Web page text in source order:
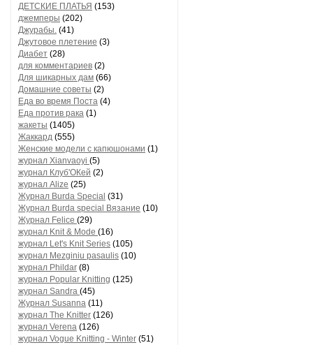
ДЕТСКИЕ ПЛАТЬЯ (153)
джемперы (202)
Джурабы. (41)
Джутовое плетение (3)
Диабет (28)
для комментариев (2)
Для шикарных дам (66)
Домашние советы (2)
Еда во время Поста (4)
Еда против рака (1)
жакеты (1405)
Жаккард (555)
Женские модели с капюшонами (1)
журнал Xianvaoyi (5)
журнал Клуб'ОКей (2)
журнал Alize (25)
Журнал Burda Special (31)
Журнал Burda special Вязание (10)
Журнал Felice (29)
журнал Knit & Mode (16)
журнал Let's Knit Series (105)
журнал Mezginiu pasaulis (10)
журнал Phildar (8)
журнал Popular Knitting (125)
журнал Sandra (45)
Журнал Susanna (11)
журнал The Knitter (126)
журнал Verena (126)
журнал Vogue Knitting - Winter (51)